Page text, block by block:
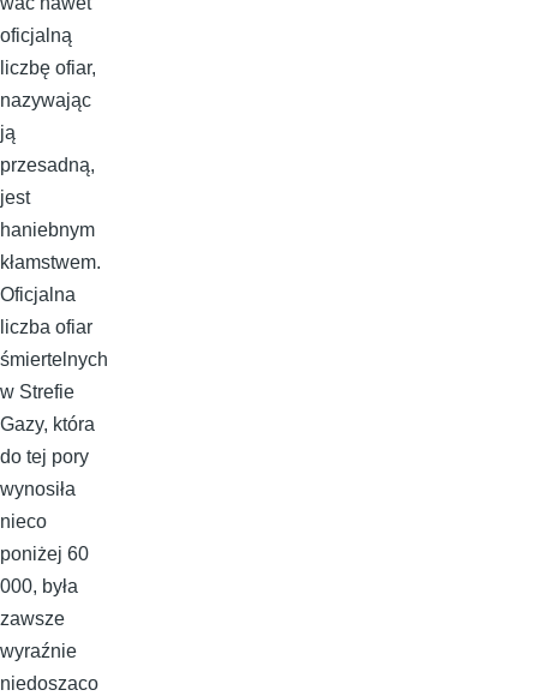
oficjalną
liczbę ofiar,
nazywając
ją
przesadną,
jest
haniebnym
kłamstwem.
Oficjalna
liczba ofiar
śmiertelnych
w Strefie
Gazy, która
do tej pory
wynosiła
nieco
poniżej 60
000, była
zawsze
wyraźnie
niedoszaco